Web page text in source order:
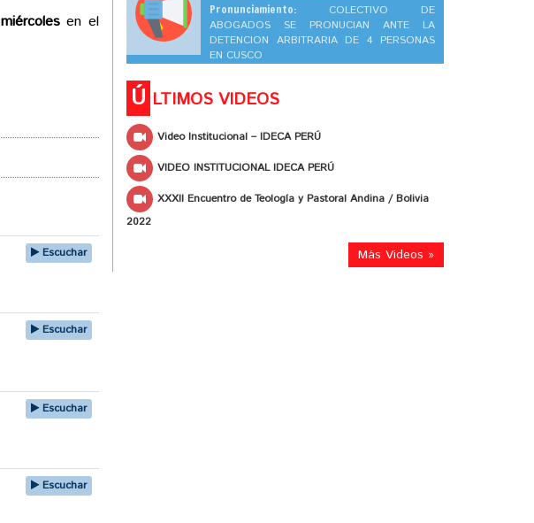
miércolesen el
Escuchar
Escuchar
Escuchar
Escuchar
Pronunciamiento: COLECTIVO DE
ABOGADOS SE PRONUCIAN ANTE LA
DETENCION ARBITRARIA DE 4 PERSONAS
EN CUSCO
Ú LTIMOS VIDEOS
Video Institucional – IDECA PERÚ
VIDEO INSTITUCIONAL IDECA PERÚ
XXXII Encuentro de Teología y Pastoral Andina / Bolivia
2022
Más Videos »